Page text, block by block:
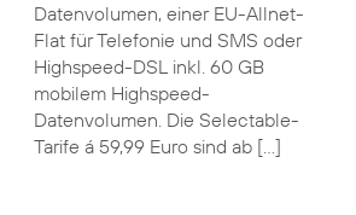
Datenvolumen, einer EU-Allnet-
Flat für Telefonie und SMS oder
Highspeed-DSL inkl. 60 GB
mobilem Highspeed-
Datenvolumen. Die Selectable-
Tarife á 59,99 Euro sind ab […]